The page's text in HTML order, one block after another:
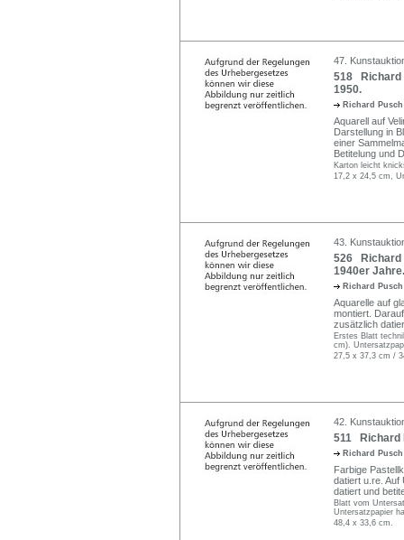
47.
518 Richard
1950.
Richard
Aquarell auf
Darstellung in
einer
Betitelung und
Karton leicht
17,2 x 24,5 cm,
43.
526 Richard
1940er Jahre.
Richard
Aquarelle auf
montiert.
zusätzlich
Erstes Blatt
cm).
27,5 x 37,3 cm /
42.
511 Richard
Richard
Farbige
datiert u.re. Auf
datiert und
Blatt vom
Untersatzpapier
48,4 x 33,6 cm.